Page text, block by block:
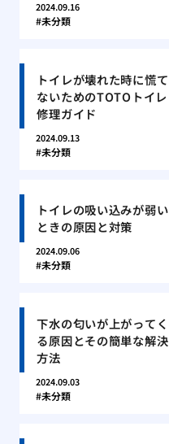
2024.09.16
未分類
トイレが壊れた時に慌て
ないためのTOTOトイレ
修理ガイド
2024.09.13
未分類
トイレの吸い込みが弱い
ときの原因と対策
2024.09.06
未分類
下水の匂いが上がってく
る原因とその簡単な解決
方法
2024.09.03
未分類